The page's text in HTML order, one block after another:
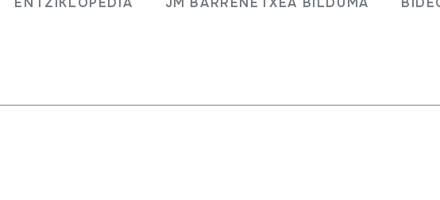
kontzertua, etabar izango dira, tartean Herri